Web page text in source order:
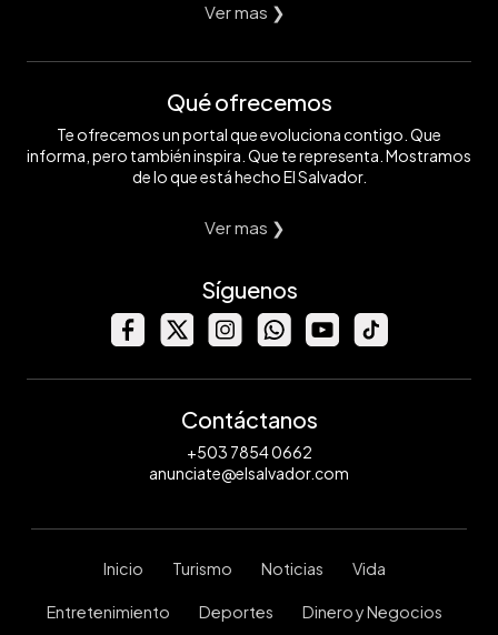
Ver mas ❯
Qué ofrecemos
Te ofrecemos un portal que evoluciona contigo. Que
informa, pero también inspira. Que te representa. Mostramos
de lo que está hecho El Salvador.
Ver mas ❯
Síguenos
Contáctanos
+503 7854 0662
anunciate@elsalvador.com
Inicio Turismo Noticias Vida
Entretenimiento Deportes Dinero y Negocios